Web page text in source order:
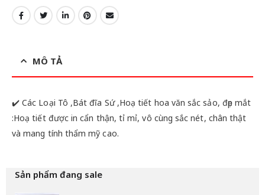
MÔ TẢ
✔️ Các Loại Tô ,Bát đĩa Sứ ,Hoạ tiết hoa văn sắc sảo, đẹp mắt
:Hoạ tiết được in cẩn thận, tỉ mỉ, vô cùng sắc nét, chân thật
và mang tính thẩm mỹ cao.
Sản phẩm đang sale